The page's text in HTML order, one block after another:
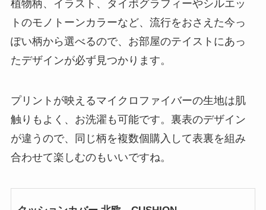
植物柄、イラスト、タイポグラフィーやシルエッ
トのモノトーンカラーなど、流行をおさえた今っ
ぽい柄から選べるので、お部屋のテイストにあっ
たデザインが必ず見つかります。
プリントが映えるマイクロファイバーの生地は肌
触りもよく、お洗濯も可能です。裏表のデザイン
が違うので、同じ柄を複数個購入して表裏を組み
合わせて楽しむのもいいですね。